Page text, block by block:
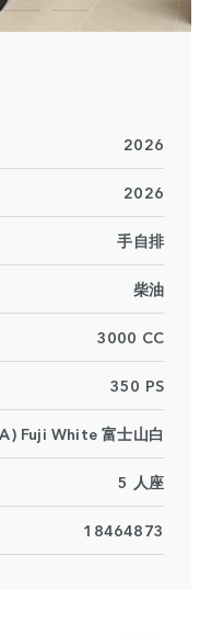
2026
2026
手自排
柴油
3000 CC
350 PS
Fuji White 富士山白
5 人座
18464873